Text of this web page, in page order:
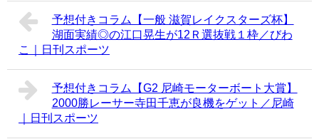
予想付きコラム【一般 滋賀レイクスターズ杯】
湖面実績◎の江口晃生が12Ｒ選抜戦１枠／びわ
こ｜日刊スポーツ
予想付きコラム【G2 尼崎モーターボート大賞】
2000勝レーサー寺田千恵が良機をゲット／尼崎
｜日刊スポーツ